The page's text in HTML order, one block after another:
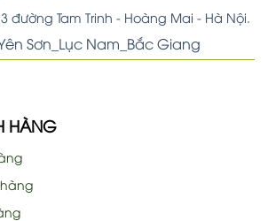
đường Tam Trinh - Hoàng Mai - Hà Nội.
Sơn_Lục Nam_Bắc Giang
HÀNG